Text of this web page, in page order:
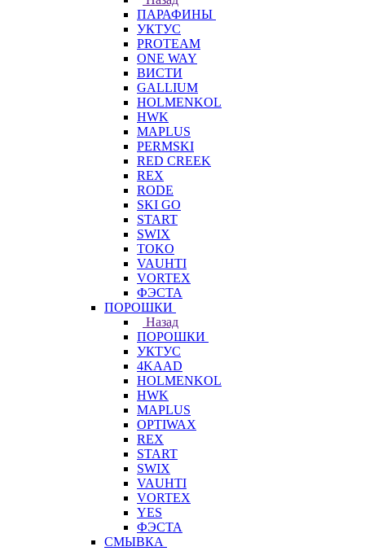
ПАРАФИНЫ
УКТУС
PROTEAM
ONE WAY
ВИСТИ
GALLIUM
HOLMENKOL
HWK
MAPLUS
PERMSKI
RED CREEK
REX
RODE
SKI GO
START
SWIX
TOKO
VAUHTI
VORTEX
ФЭСТА
ПОРОШКИ
Назад
ПОРОШКИ
УКТУС
4KAAD
HOLMENKOL
HWK
MAPLUS
OPTIWAX
REX
START
SWIX
VAUHTI
VORTEX
YES
ФЭСТА
СМЫВКА